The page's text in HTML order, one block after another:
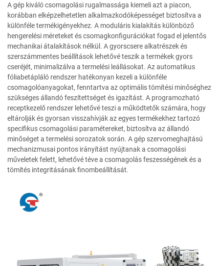
A gép kiváló csomagolási rugalmassága kiemeli azt a piacon,
korábban elképzelhetetlen alkalmazkodóképességet biztosítva a
különféle termékigényekhez. A moduláris kialakítás különböző
hengerelési méreteket és csomagkonfigurációkat fogad el jelentős
mechanikai átalakítások nélkül. A gyorscsere alkatrészek és
szerszámmentes beállítások lehetővé teszik a termékek gyors
cseréjét, minimalizálva a termelési leállásokat. Az automatikus
fóliabetápláló rendszer hatékonyan kezeli a különféle
csomagolóanyagokat, fenntartva az optimális tömítési minőséghez
szükséges állandó feszítettséget és igazítást. A programozható
receptkezelő rendszer lehetővé teszi a működtetők számára, hogy
eltárolják és gyorsan visszahívják az egyes termékekhez tartozó
specifikus csomagolási paramétereket, biztosítva az állandó
minőséget a termelési sorozatok során. A gép szervomeghajtású
mechanizmusai pontos irányítást nyújtanak a csomagolási
műveletek felett, lehetővé téve a csomagolás feszességének és a
tömítés integritásának finombeállítását.